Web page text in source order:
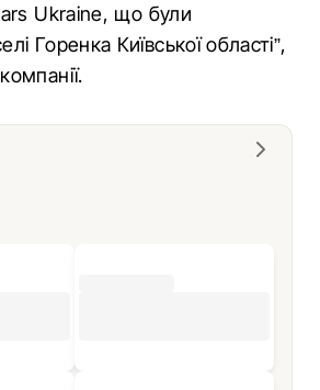
Ukraine, що були
Горенка Київської області”,